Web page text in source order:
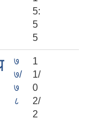
5:
5
5
७
७/
७
८
1
1/
0
2/
2